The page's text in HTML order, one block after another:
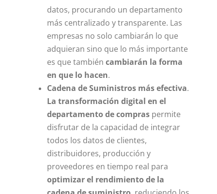
datos, procurando un departamento
más centralizado y transparente. Las
empresas no solo cambiarán lo que
adquieran sino que lo más importante
es que también cambiarán la forma
en que lo hacen.
Cadena de Suministros más efectiva.
La transformación digital en el
departamento de compraspermite
disfrutar de la capacidad de integrar
todos los datos de clientes,
distribuidores, producción y
proveedores en tiempo real para
optimizar el rendimiento de la